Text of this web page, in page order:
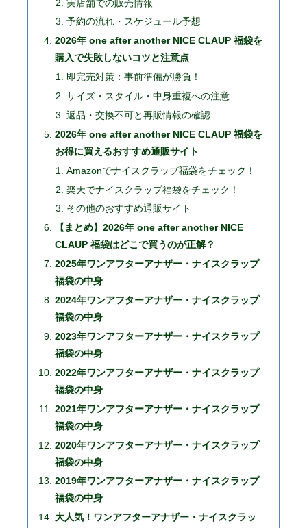
実店舗での販売情報
予約の流れ・スケジュール予想
2026年 one after another NICE CLAUP 福袋を
購入で失敗しないコツと注意点
即完売対策：事前準備が勝負！
サイズ・スタイル・中身重複への注意
返品・交換不可と再販情報の確認
2026年 one after another NICE CLAUP 福袋を
お得に買えるおすすめ通販サイト
Amazonでナイスクラップ福袋をチェック！
楽天でナイスクラップ福袋をチェック！
その他のおすすめ通販サイト
【まとめ】2026年 one after another NICE
CLAUP 福袋はどこで買うのが正解？
2025年ワンアフターアナザー・ナイスクラップ
福袋の中身
2024年ワンアフターアナザー・ナイスクラップ
福袋の中身
2023年ワンアフターアナザー・ナイスクラップ
福袋の中身
2022年ワンアフターアナザー・ナイスクラップ
福袋の中身
2021年ワンアフターアナザー・ナイスクラップ
福袋の中身
2020年ワンアフターアナザー・ナイスクラップ
福袋の中身
2019年ワンアフターアナザー・ナイスクラップ
福袋の中身
大人気！ワンアフターアナザー・ナイスクラッ